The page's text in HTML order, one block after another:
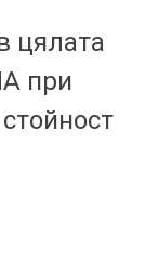
цялата
при